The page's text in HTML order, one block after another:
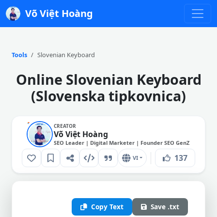
Võ Việt Hoàng
Tools Slovenian Keyboard
Online Slovenian Keyboard
(Slovenska tipkovnica)
CREATOR
Võ Việt Hoàng
SEO Leader | Digital Marketer | Founder SEO GenZ
VI 137
Copy Text Save .txt